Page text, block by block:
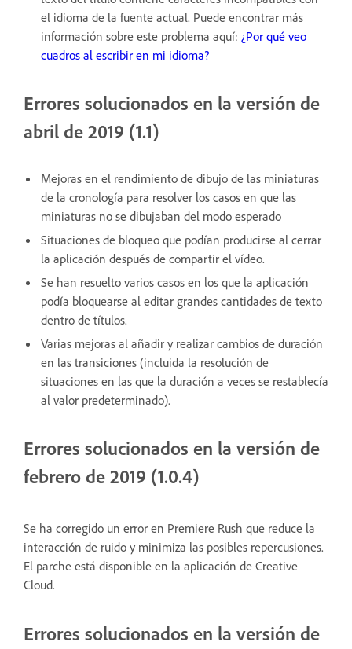
el idioma de la fuente actual. Puede encontrar más
información sobre este problema aquí: ¿Por qué veo
cuadros al escribir en mi idioma?
Errores solucionados en la versión de
abril de 2019 (1.1)
Mejoras en el rendimiento de dibujo de las miniaturas
de la cronología para resolver los casos en que las
miniaturas no se dibujaban del modo esperado
Situaciones de bloqueo que podían producirse al cerrar
la aplicación después de compartir el vídeo.
Se han resuelto varios casos en los que la aplicación
podía bloquearse al editar grandes cantidades de texto
dentro de títulos.
Varias mejoras al añadir y realizar cambios de duración
en las transiciones (incluida la resolución de
situaciones en las que la duración a veces se restablecía
al valor predeterminado).
Errores solucionados en la versión de
febrero de 2019 (1.0.4)
Se ha corregido un error en Premiere Rush que reduce la
interacción de ruido y minimiza las posibles repercusiones.
El parche está disponible en la aplicación de Creative
Cloud.
Errores solucionados en la versión de